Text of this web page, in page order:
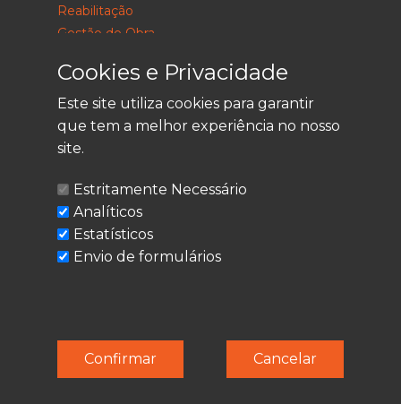
Reabilitação
Gestão de Obra
LEGAL
Política de Privacidade
Termos de Utilização
Cookies
© Techolder. Todos os direitos reservados.
SmashLine
Cookies e Privacidade
Este site utiliza cookies para garantir
que tem a melhor experiência no nosso
site.
Estritamente Necessário
Analíticos
Estatísticos
Envio de formulários
Cancelar
Confirmar